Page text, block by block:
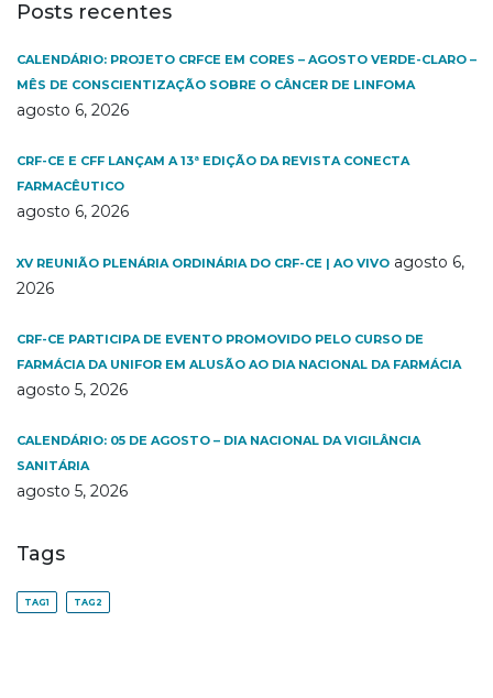
Posts recentes
CALENDÁRIO: PROJETO CRFCE EM CORES – AGOSTO VERDE-CLARO –
MÊS DE CONSCIENTIZAÇÃO SOBRE O CÂNCER DE LINFOMA
agosto 6, 2026
CRF-CE E CFF LANÇAM A 13ª EDIÇÃO DA REVISTA CONECTA
FARMACÊUTICO
agosto 6, 2026
XV REUNIÃO PLENÁRIA ORDINÁRIA DO CRF-CE | AO VIVO agosto 6,
2026
CRF-CE PARTICIPA DE EVENTO PROMOVIDO PELO CURSO DE
FARMÁCIA DA UNIFOR EM ALUSÃO AO DIA NACIONAL DA FARMÁCIA
agosto 5, 2026
CALENDÁRIO: 05 DE AGOSTO – DIA NACIONAL DA VIGILÂNCIA
SANITÁRIA
agosto 5, 2026
Tags
TAG1 TAG2